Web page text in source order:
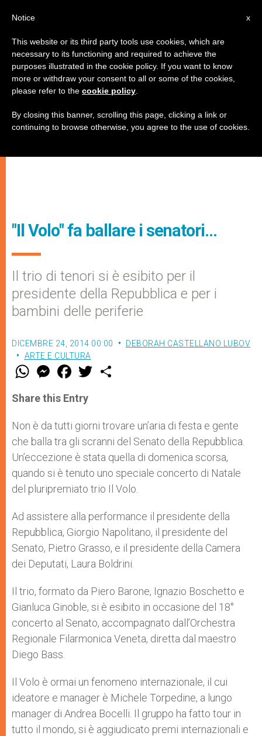
"Il Volo" fa ballare i senatori…
Il trio di tenori si è esibito per il
presidente della Repubblica e per i
bambini delle periferie
DICEMBRE 24, 2014 00:00
DEBORAH CASTELLANO LUBOV
ARTE E CULTURA
W
t
s
p
p
M
e
s
e
g
e
r
F
a
e
b
o
k
w
r
Share this Entry
Non è da tutti giorni trovare un’aria di festa e gente
che balla tra gli scranni del Senato della Repubblica.
Un’eccezione è stata quella di domenica scorsa,
quando si è tenuto uno speciale concerto di Natale
del pluripremiato trio Il Volo.
Ad assistere alla performance il presidente della
Repubblica, Giorgio Napolitano, il presidente del
Senato, Pietro Grasso, e il presidente della Camera
dei Deputati, Laura Boldrini.
Il trio, formato da Piero Barone, Ignazio Boschetto e
Gianluca Ginoble, si è esibito in occasione del 18°
concerto al Senato, accompagnato dall’Orchestra
Regionale Filarmonica Veneta, diretta dal maestro
Diego Bass.
Il Volo è ormai un fenomeno internazionale, il cui
ideatore e manager è Michele Torpedine, a lungo
manager di Andrea Bocelli. Il gruppo ha fatto tour in
tutto il mondo, si è aggiudicato premi internazionali e
x
Notice
This website or its third party tools use cookies, which are
necessary to its functioning and required to achieve the
purposes illustrated in the cookie policy. If you want to know
more or withdraw your consent to all or some of the cookies,
please refer to the cookie policy
By closing this banner, scrolling this page, clicking a link or
continuing to browse otherwise, you agree to the use of cookies.